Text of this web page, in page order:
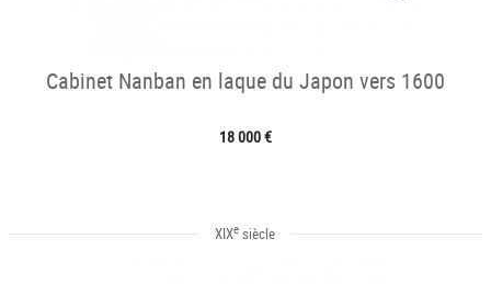
Cabinet Nanban en laque du Japon vers 1600
18 000 €
XIXe siècle